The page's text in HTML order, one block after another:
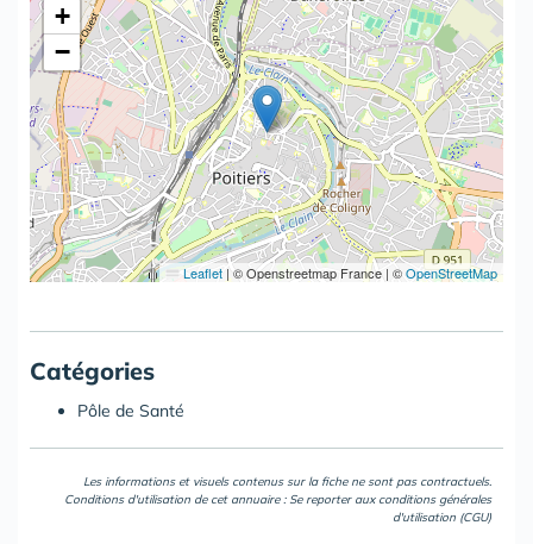
+
−
Leaflet |© Openstreetmap France | ©OpenStreetMap
Catégories
Pôle de Santé
Les informations et visuels contenus sur la fiche ne sont pas contractuels.
Conditions d'utilisation de cet annuaire : Se reporter aux conditions générales
d'utilisation (CGU)